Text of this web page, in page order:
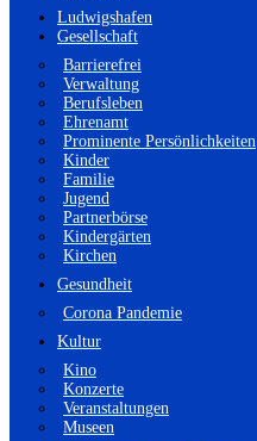
Ludwigshafen
Gesellschaft
Barrierefrei
Verwaltung
Berufsleben
Ehrenamt
Prominente Persönlichkeiten
Kinder
Familie
Jugend
Partnerbörse
Kindergärten
Kirchen
Gesundheit
Corona Pandemie
Kultur
Kino
Konzerte
Veranstaltungen
Museen